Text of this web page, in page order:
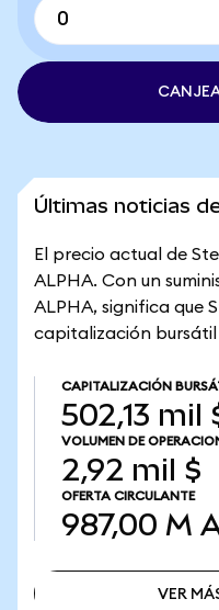
Últimas noticias
El precio actual de
ALPHA. Con un
ALPHA, significa que
capitalización bursátil
CAPITALIZACIÓN
502,13 mil
VOLUMEN DE
2,92 mil $
OFERTA CIRCULANTE
987,00 M
VER